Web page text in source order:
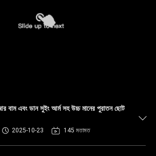
বাম এবং ডান সুইং আর্ম সহ উচ্চ মানের পুরাতন ছোট
2025-10-23 145 মতামত